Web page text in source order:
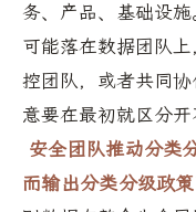
务、产品、基础设施
可能落在数据团队
控团队，或者共同
意要在最初就区分开
安全团队推动分类
而输出分类分级政